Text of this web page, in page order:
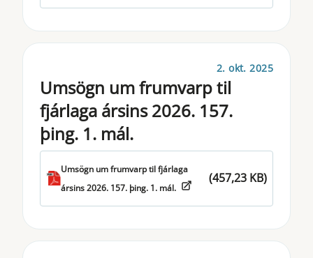
2. okt. 2025
Umsögn um frumvarp til
fjárlaga ársins 2026. 157.
þing. 1. mál.
Umsögn um frumvarp til fjárlaga
ársins 2026. 157. þing. 1. mál.
(457,23 KB)